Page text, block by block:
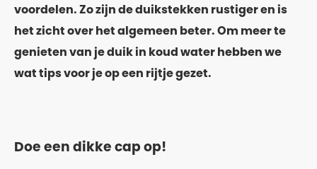
voordelen. Zo zijn de duikstekken rustiger en is
het zicht over het algemeen beter. Om meer te
genieten van je duik in koud water hebben we
wat tips voor je op een rijtje gezet.
Doe een dikke cap op!